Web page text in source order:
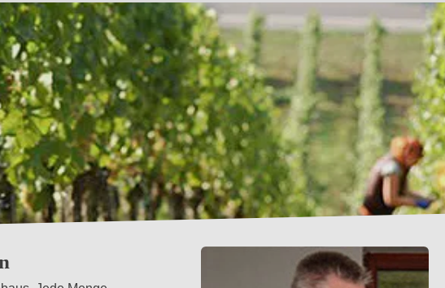
Anlass, Weinnamen,